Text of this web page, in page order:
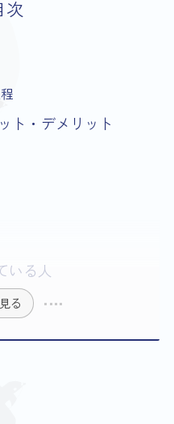
次
ト・デメリット
いる人
る